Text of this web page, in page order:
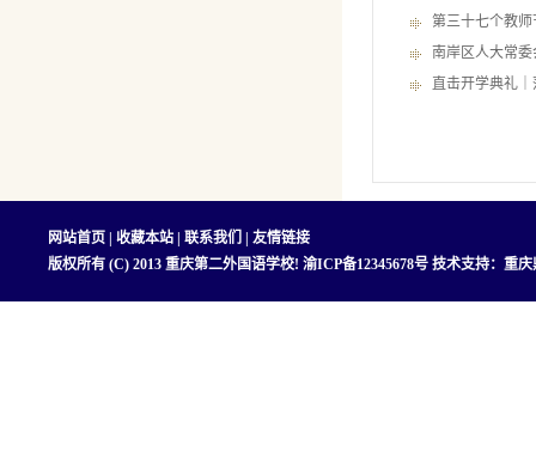
第三十七个教
南岸区人大常
直击开学典礼
网站首页 收藏本站 联系我们
友情链接
版权所有 (C) 2013 重庆第二外国语学校! 渝ICP备12345678号 技术支持： 重庆